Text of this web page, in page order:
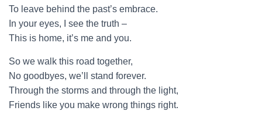
To leave behind the past’s embrace.
In your eyes, I see the truth –
This is home, it’s me and you.
So we walk this road together,
No goodbyes, we’ll stand forever.
Through the storms and through the light,
Friends like you make wrong things right.